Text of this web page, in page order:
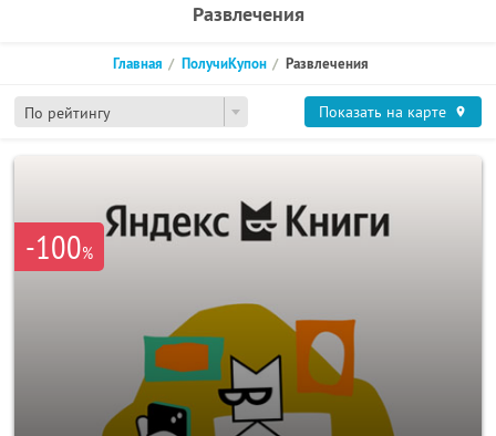
Развлечения
По рейтингу
Главная ПолучиКупон Развлечения
Показать на карте
-100%